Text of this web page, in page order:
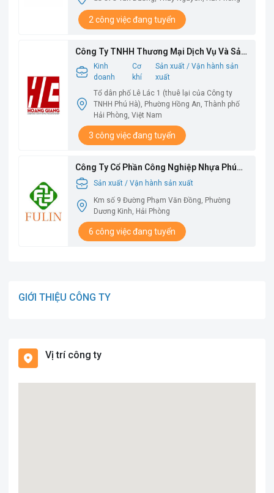
2 công việc đang tuyển
Công Ty TNHH Thương Mại Dịch Vụ Và Sản
Xuất Hoàng Giang
Kinh
doanh
Cơ
khí
Sản xuất / Vận hành sản
xuất
Tổ dân phố Lê Lác 1 (thuê lại của Công ty
TNHH Phú Hà), Phường Hồng An, Thành phố
Hải Phòng, Việt Nam
3 công việc đang tuyển
Công Ty Cổ Phần Công Nghiệp Nhựa Phú
Lâm
Sản xuất / Vận hành sản xuất
Km số 9 Đường Phạm Văn Đồng, Phường
Dương Kinh, Hải Phòng
6 công việc đang tuyển
GIỚI THIỆU CÔNG TY
Vị trí công ty